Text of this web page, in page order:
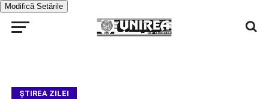
Modifică Setările
ŞTIREA ZILEI